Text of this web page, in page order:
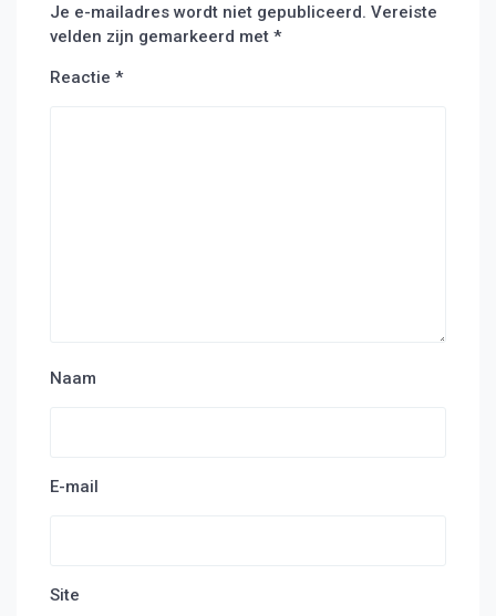
Je e-mailadres wordt niet gepubliceerd. Vereiste
velden zijn gemarkeerd met *
Reactie *
Naam
E-mail
Site